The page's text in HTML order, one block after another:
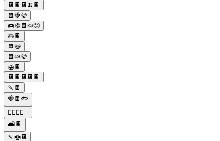
🍫🍫🍫🍌🍫
🍫🍓🍪
🍩🍪🍫🍬🤢
🥧🍫
🍫🍥
🍫🍬🍪
🍯🍫
🍫🍫🍫🍫🍫
🍡🍫
🍓🍫🐟
🏋️‍♂️🥛🍫
🛋️🍫
🍡🍩🍫